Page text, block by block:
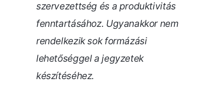
szervezettség és a produktivitás
fenntartásához. Ugyanakkor nem
rendelkezik sok formázási
lehetőséggel a jegyzetek
készítéséhez.